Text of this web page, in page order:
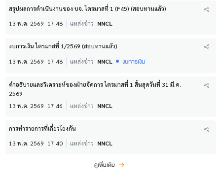
สรุปผลการดำเนินงานของ บจ. ไตรมาสที่ 1 (F45) (สอบทานแล้ว)
13 พ.ค. 2569 17:48 แหล่งข่าว NNCL
งบการเงิน ไตรมาสที่ 1/2569 (สอบทานแล้ว)
13 พ.ค. 2569 17:48 แหล่งข่าว NNCL งบการเงิน
คำอธิบายและวิเคราะห์ของฝ่ายจัดการ ไตรมาสที่ 1 สิ้นสุดวันที่ 31 มี.ค.
2569
13 พ.ค. 2569 17:46 แหล่งข่าว NNCL
การทำรายการที่เกี่ยวโยงกัน
13 พ.ค. 2569 17:40 แหล่งข่าว NNCL
ดูเพิ่มเติม